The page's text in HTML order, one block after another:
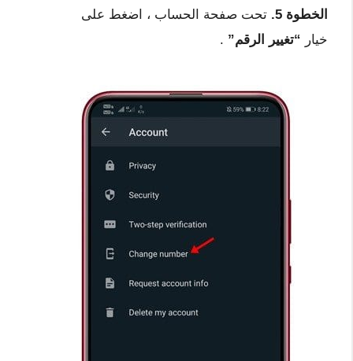
الخطوة 5.
تحت صفحة الحساب ، اضغط على
خيار “تغيير الرقم” .